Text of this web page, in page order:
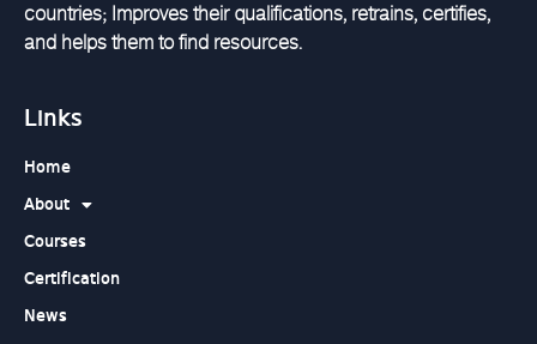
countries; Improves their qualifications, retrains, certifies,
and helps them to find resources.
Links
Home
About
Courses
Certification
News